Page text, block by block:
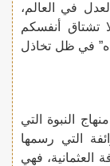
في العالم،
تشتاق أنفسكم
في ظل تخاذل
النبوة التي
التي رسمها
العثمانية، فهي